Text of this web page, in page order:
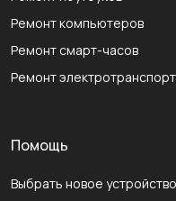
Ремонт компьютеров
Ремонт смарт-часов
Ремонт
Помощь
Выбрать новое устройство